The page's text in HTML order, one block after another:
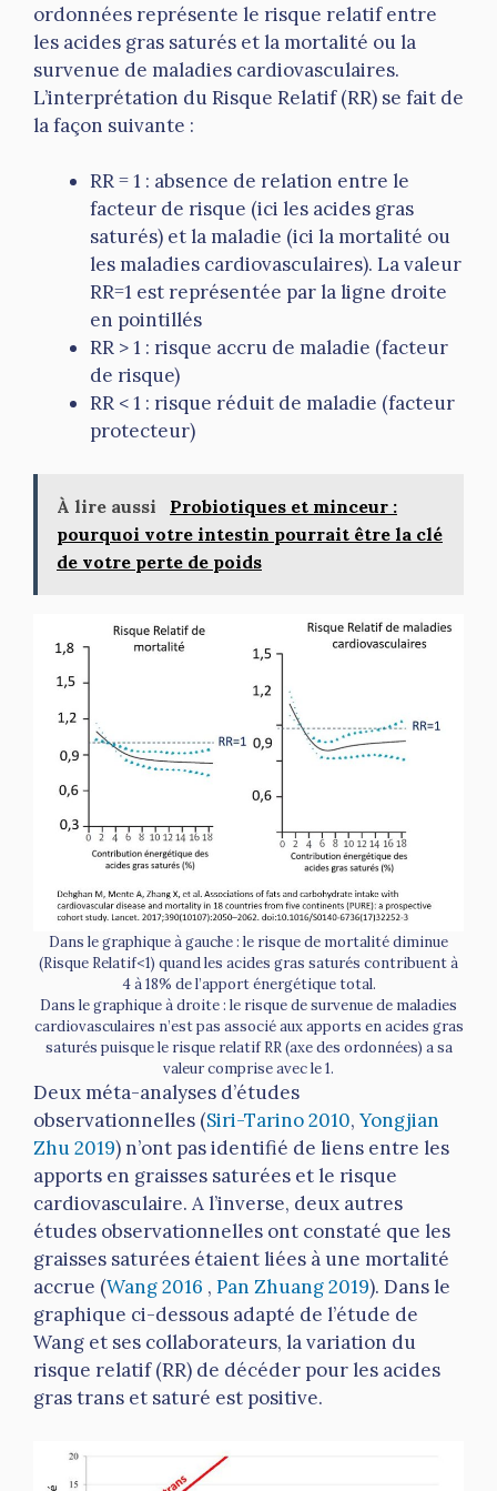
ordonnées représente le risque relatif entre
les acides gras saturés et la mortalité ou la
survenue de maladies cardiovasculaires.
L’interprétation du Risque Relatif (RR) se fait de
la façon suivante :
RR = 1 : absence de relation entre le
facteur de risque (ici les acides gras
saturés) et la maladie (ici la mortalité ou
les maladies cardiovasculaires). La valeur
RR=1 est représentée par la ligne droite
en pointillés
RR > 1 : risque accru de maladie (facteur
de risque)
RR < 1 : risque réduit de maladie (facteur
protecteur)
À lire aussi
Probiotiques et minceur :
pourquoi votre intestin pourrait être la clé
de votre perte de poids
Dans le graphique à gauche : le risque de mortalité diminue
(Risque Relatif<1) quand les acides gras saturés contribuent à
4 à 18% de l’apport énergétique total.
Dans le graphique à droite : le risque de survenue de maladies
cardiovasculaires n’est pas associé aux apports en acides gras
saturés puisque le risque relatif RR (axe des ordonnées) a sa
valeur comprise avec le 1.
Deux méta-analyses d’études
observationnelles (Siri-Tarino 2010, Yongjian
Zhu 2019) n’ont pas identifié de liens entre les
apports en graisses saturées et le risque
cardiovasculaire. A l’inverse, deux autres
études observationnelles ont constaté que les
graisses saturées étaient liées à une mortalité
accrue (Wang 2016 , Pan Zhuang 2019). Dans le
graphique ci-dessous adapté de l’étude de
Wang et ses collaborateurs, la variation du
risque relatif (RR) de décéder pour les acides
gras trans et saturé est positive.